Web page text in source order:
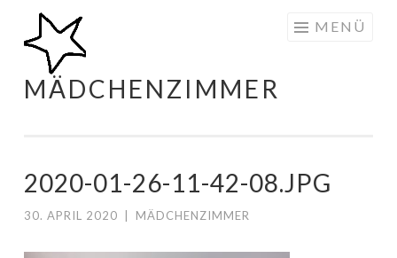
Zum
Inhalt
springen
MÄDCHENZIMMER
MENÜ
2020-01-26-11-42-08.JPG
30. APRIL 2020 MÄDCHENZIMMER